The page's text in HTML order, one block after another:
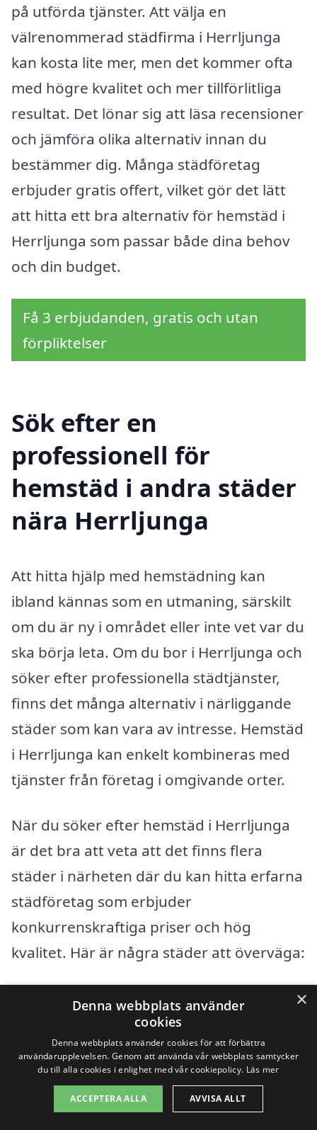
på utförda tjänster. Att välja en
välrenommerad städfirma i Herrljunga
kan kosta lite mer, men det kommer ofta
med högre kvalitet och mer tillförlitliga
resultat. Det lönar sig att läsa recensioner
och jämföra olika alternativ innan du
bestämmer dig. Många städföretag
erbjuder gratis offert, vilket gör det lätt
att hitta ett bra alternativ för hemstäd i
Herrljunga som passar både dina behov
och din budget.
Få 3 erbjudanden, gratis och utan
förpliktelser
Sök efter en
professionell för
hemstäd i andra städer
nära Herrljunga
Att hitta hjälp med hemstädning kan
ibland kännas som en utmaning, särskilt
om du är ny i området eller inte vet var du
ska börja leta. Om du bor i Herrljunga och
söker efter professionella städtjänster,
finns det många alternativ i närliggande
städer som kan vara av intresse. Hemstäd
i Herrljunga kan enkelt kombineras med
tjänster från företag i omgivande orter.
När du söker efter hemstäd i Herrljunga
är det bra att veta att det finns flera
städer i närheten där du kan hitta erfarna
städföretag som erbjuder
konkurrenskraftiga priser och hög
kvalitet. Här är några städer att överväga:
Västra Bodarna
Alingsås
Grästorp
×
Denna webbplats använder
cookies
Denna webbplats använder cookies för att förbättra
användarupplevelsen. Genom att använda vår webbplats samtycker
du till alla cookies i enlighet med vår cookiepolicy. Läs mer
ACCEPTERA ALLA AVVISA ALLT